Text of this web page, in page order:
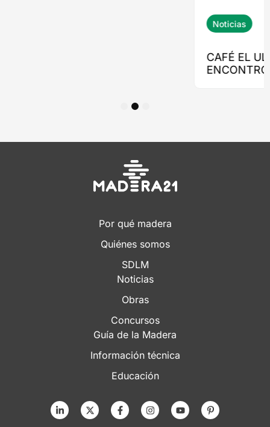
Por qué madera
Quiénes somos
SDLM
Noticias
Obras
Concursos
Guía de la Madera
Información técnica
Educación